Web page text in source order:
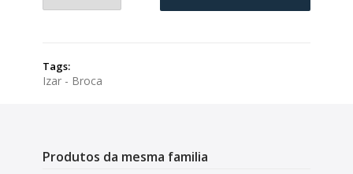
Tags:
Izar - Broca
Produtos da mesma familia